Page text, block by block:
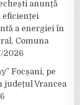
anunță
eficienței
a energiei în
Comuna
2026
Focșani, pe
județul Vrancea